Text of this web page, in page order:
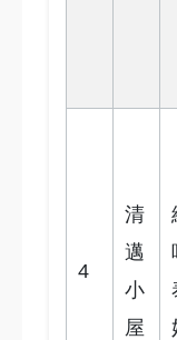
4
清
邁
小
屋